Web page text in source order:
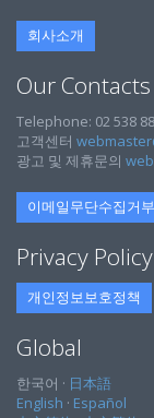
회사소개
Our Contacts
Telephone: 02 538
고객센터
광고 및 제휴문의
이메일무단수집거부
Privacy Policy
개인정보보호정책
Global
한국어 · 日本語
English · Español